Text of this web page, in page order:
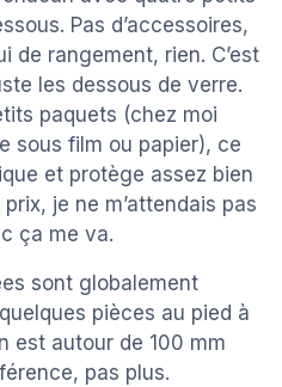
Pas d’accessoires,
de rangement, rien. C’est
les dessous de verre.
paquets (chez moi
sous film ou papier), ce
et protège assez bien
je ne m’attendais pas
ça me va.
sont globalement
pièces au pied à
est autour de 100 mm
pas plus.